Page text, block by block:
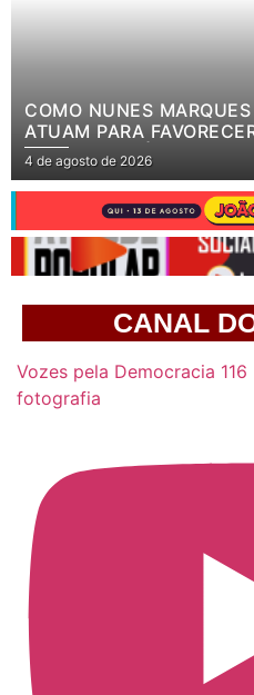
COMO NUNES
ATUAM PARA
ABASTECER ÓDIO
4 de agosto de 2026
.
CANAL
Vozes pela Democracia
fotografia